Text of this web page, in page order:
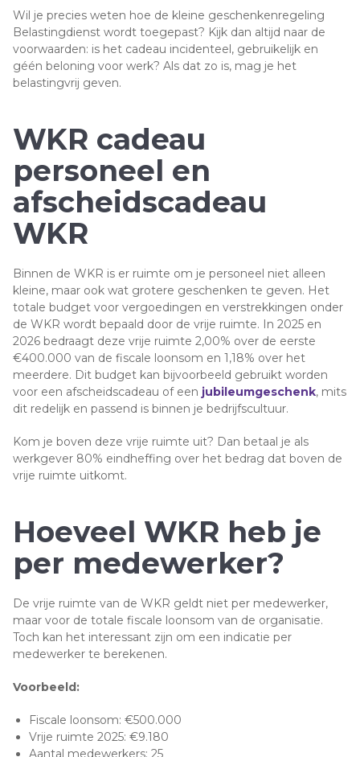
Wil je precies weten hoe de kleine geschenkenregeling
Belastingdienst wordt toegepast? Kijk dan altijd naar de
voorwaarden: is het cadeau incidenteel, gebruikelijk en
géén beloning voor werk? Als dat zo is, mag je het
belastingvrij geven.
WKR cadeau
personeel en
afscheidscadeau
WKR
Binnen de WKR is er ruimte om je personeel niet alleen
kleine, maar ook wat grotere geschenken te geven. Het
totale budget voor vergoedingen en verstrekkingen onder
de WKR wordt bepaald door de vrije ruimte. In 2025 en
2026 bedraagt deze vrije ruimte 2,00% over de eerste
€400.000 van de fiscale loonsom en 1,18% over het
meerdere. Dit budget kan bijvoorbeeld gebruikt worden
voor een afscheidscadeau of een jubileumgeschenk, mits
dit redelijk en passend is binnen je bedrijfscultuur.
Kom je boven deze vrije ruimte uit? Dan betaal je als
werkgever 80% eindheffing over het bedrag dat boven de
vrije ruimte uitkomt.
Hoeveel WKR heb je
per medewerker?
De vrije ruimte van de WKR geldt niet per medewerker,
maar voor de totale fiscale loonsom van de organisatie.
Toch kan het interessant zijn om een indicatie per
medewerker te berekenen.
Voorbeeld:
Fiscale loonsom: €500.000
Vrije ruimte 2025: €9.180
Aantal medewerkers: 25